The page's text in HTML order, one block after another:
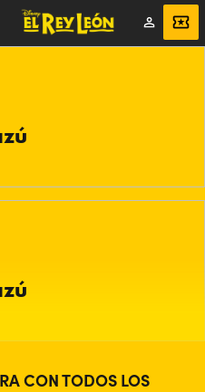
Mi
cuenta
ENTRADAS
CON TODOS LOS